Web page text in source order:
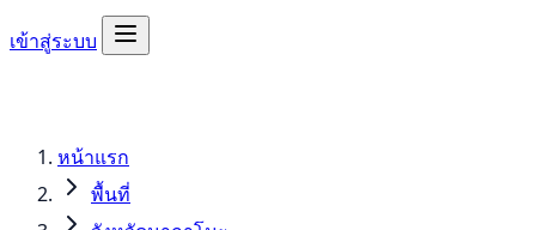
เข้าสู่ระบบ
หน้าแรก
พื้นที่